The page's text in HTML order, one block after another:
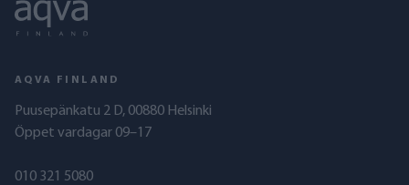
AQVA FINLAND
Puusepänkatu 2 D, 00880 Helsinki
Öppet vardagar 09–17
010 321 5080